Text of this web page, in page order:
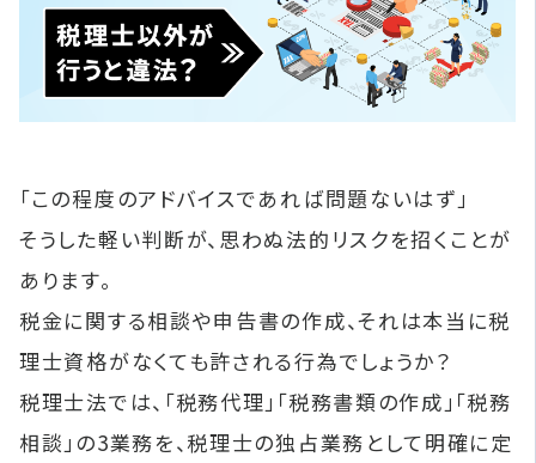
「この程度のアドバイスであれば問題ないはず」
そうした軽い判断が、思わぬ法的リスクを招くことが
あります。
税金に関する相談や申告書の作成、それは本当に税
理士資格がなくても許される行為でしょうか？
税理士法では、「税務代理」「税務書類の作成」「税務
相談」の3業務を、税理士の独占業務として明確に定